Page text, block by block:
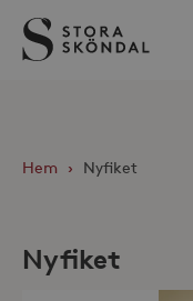
Stora
Sköndal
Hem › Nyfiket
Nyfiket